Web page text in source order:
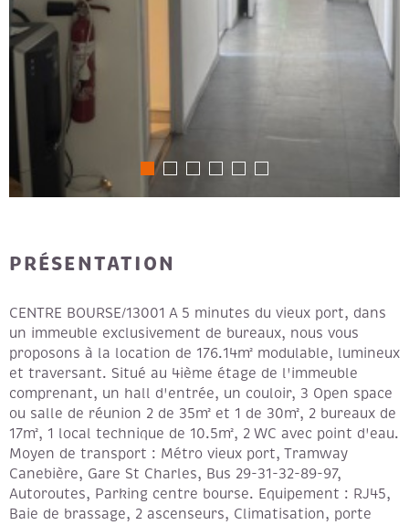
PRÉSENTATION
CENTRE BOURSE/13001 A 5 minutes du vieux port, dans
un immeuble exclusivement de bureaux, nous vous
proposons à la location de 176.14m² modulable, lumineux
et traversant. Situé au 4ième étage de l'immeuble
comprenant, un hall d'entrée, un couloir, 3 Open space
ou salle de réunion 2 de 35m² et 1 de 30m², 2 bureaux de
17m², 1 local technique de 10.5m², 2 WC avec point d'eau.
Moyen de transport : Métro vieux port, Tramway
Canebière, Gare St Charles, Bus 29-31-32-89-97,
Autoroutes, Parking centre bourse. Equipement : RJ45,
Baie de brassage, 2 ascenseurs, Climatisation, porte